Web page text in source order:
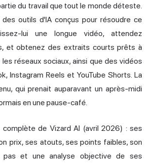
du travail que tout le monde déteste.
outils d'IA conçus pour résoudre ce
lui une longue vidéo, attendez
et obtenez des extraits courts prêts à
réseaux sociaux, ainsi que des vidéos
Instagram Reels et YouTube Shorts. La
qui prenait auparavant un après-midi
en une pause-café.
complète de Vizard AI (avril 2026) : ses
prix, ses atouts, ses points faibles, son
pas et une analyse objective de ses